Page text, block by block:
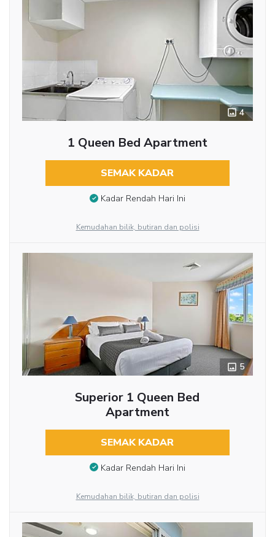
4
1 Queen Bed Apartment
SEMAK KADAR
Kadar Rendah Hari Ini
Kemudahan bilik, butiran dan polisi
5
Superior 1 Queen Bed
Apartment
SEMAK KADAR
Kadar Rendah Hari Ini
Kemudahan bilik, butiran dan polisi